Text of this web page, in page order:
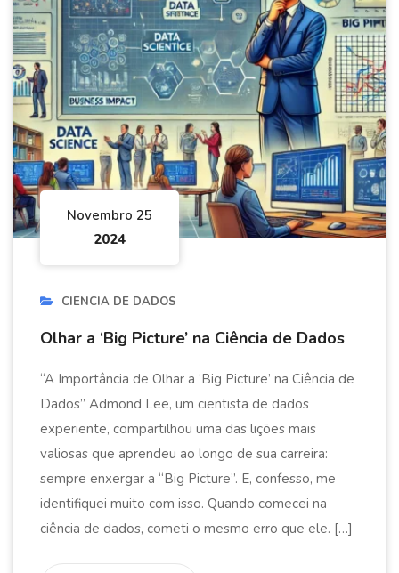
Novembro 25
2024
CIENCIA DE DADOS
Olhar a ‘Big Picture’ na Ciência de Dados
“A Importância de Olhar a ‘Big Picture’ na Ciência de
Dados” Admond Lee, um cientista de dados
experiente, compartilhou uma das lições mais
valiosas que aprendeu ao longo de sua carreira:
sempre enxergar a “Big Picture”. E, confesso, me
identifiquei muito com isso. Quando comecei na
ciência de dados, cometi o mesmo erro que ele. […]